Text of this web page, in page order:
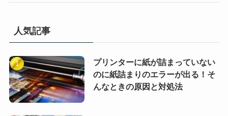
人気記事
プリンターに紙が詰まっていない
のに紙詰まりのエラーが出る！そ
んなときの原因と対処法